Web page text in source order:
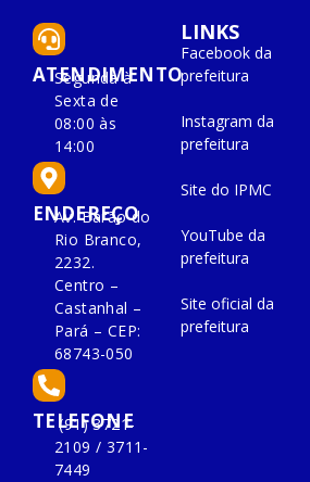
ATENDIMENTO
Segunda à
Sexta de
08:00 às
14:00
ENDEREÇO
Av. Barão do
Rio Branco,
2232.
Centro –
Castanhal –
Pará – CEP:
68743-050
TELEFONE
(91) 3721-
2109 / 3711-
7449
LINKS
Facebook da
prefeitura
Instagram da
prefeitura
Site do IPMC
YouTube da
prefeitura
Site oficial da
prefeitura